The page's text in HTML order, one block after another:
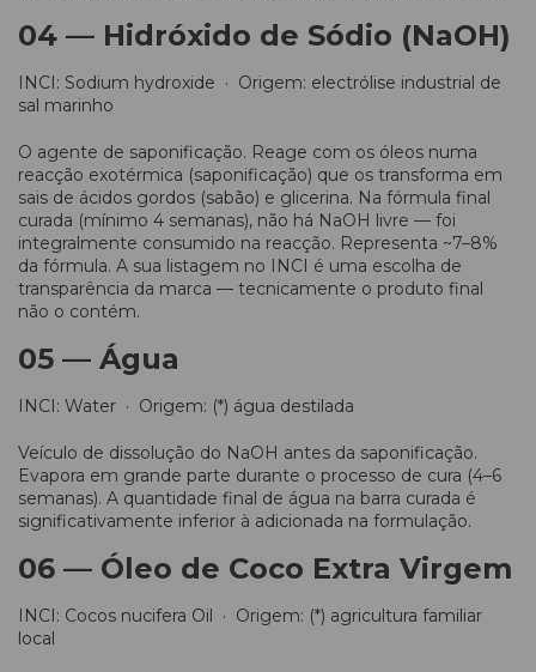
04 — Hidróxido de Sódio (NaOH)
INCI: Sodium hydroxide · Origem: electrólise industrial de
sal marinho
O agente de saponificação. Reage com os óleos numa
reacção exotérmica (saponificação) que os transforma em
sais de ácidos gordos (sabão) e glicerina. Na fórmula final
curada (mínimo 4 semanas), não há NaOH livre — foi
integralmente consumido na reacção. Representa ~7–8%
da fórmula. A sua listagem no INCI é uma escolha de
transparência da marca — tecnicamente o produto final
não o contém.
05 — Água
INCI: Water · Origem: (*) água destilada
Veículo de dissolução do NaOH antes da saponificação.
Evapora em grande parte durante o processo de cura (4–6
semanas). A quantidade final de água na barra curada é
significativamente inferior à adicionada na formulação.
06 — Óleo de Coco Extra Virgem
INCI: Cocos nucifera Oil · Origem: (*) agricultura familiar
local